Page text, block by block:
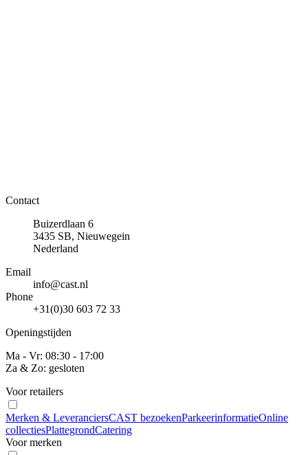
Contact
Buizerdlaan 6
3435 SB, Nieuwegein
Nederland
Email
info@cast.nl
Phone
+31(0)30 603 72 33
Openingstijden
Ma - Vr: 08:30 - 17:00
Za & Zo: gesloten
Voor retailers
Merken & LeveranciersCAST bezoekenParkeerinformatieOnline
collectiesPlattegrondCatering
Voor merken